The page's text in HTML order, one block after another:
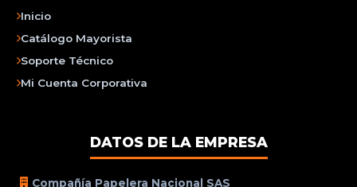
Inicio
Catálogo Mayorista
Soporte Técnico
Mi Cuenta Corporativa
DATOS DE LA EMPRESA
Compañía Papelera Nacional SAS